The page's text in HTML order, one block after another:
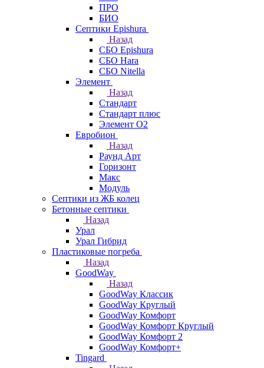
ПРО
БИО
Септики Epishura
Назад
СБО Epishura
СБО Hara
СБО Nitella
Элемент
Назад
Стандарт
Стандарт плюс
Элемент О2
Евробион
Назад
Раунд Арт
Горизонт
Макс
Модуль
Септики из ЖБ колец
Бетонные септики
Назад
Урал
Урал Гибрид
Пластиковые погреба
Назад
GoodWay
Назад
GoodWay Классик
GoodWay Круглый
GoodWay Комфорт
GoodWay Комфорт Круглый
GoodWay Комфорт 2
GoodWay Комфорт+
Tingard